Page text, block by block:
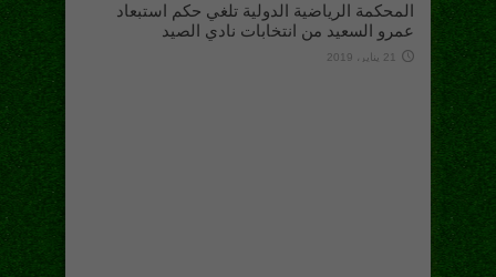
المحكمة الرياضية الدولية تلغي حكم استبعاد
عمرو السعيد من انتخابات نادي الصيد
21 يناير، 2019